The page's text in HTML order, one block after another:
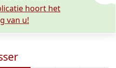
hoort het
van u!